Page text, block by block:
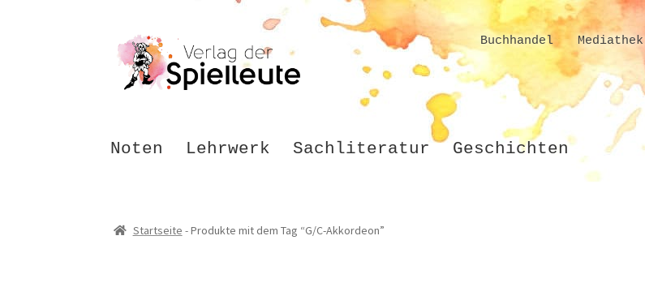
Zur
Navigation
springen
Zum
Inhalt
springen
Buchhandel Mediathek
Noten Lehrwerk Sachliteratur Geschichten
Startseite -Produkte mit dem Tag “G/C-Akkordeon”